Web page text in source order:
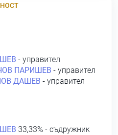
- управител
ПАРИШЕВ - управител
ДАШЕВ - управител
33,33% - съдружник